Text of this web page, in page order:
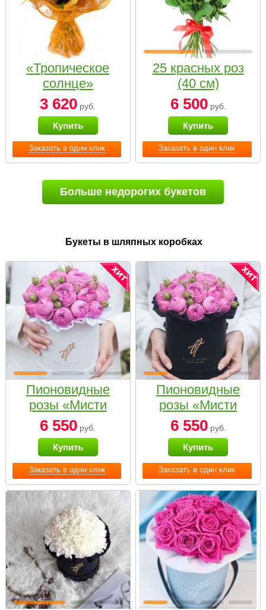
Заказать в один клик
«Тропическое
солнце»
3 620 руб.
Купить
Заказать в один клик
25 красных роз
(40 см)
6 500руб.
Купить
Больше недорогих букетов
Букеты в шляпных коробках
Заказать в один клик
Пионовидные
розы «Мисти
бабблс» в белой
коробке Small
6 550 руб.
Купить
Заказать в один клик
Пионовидные
розы «Мисти
бабблс» в
черной коробке
Small
6 550руб.
Купить